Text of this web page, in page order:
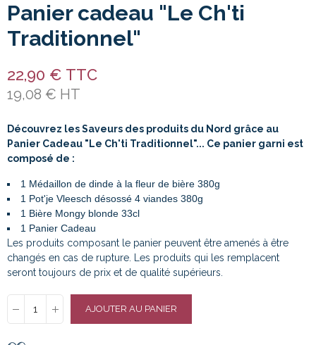
Panier cadeau "Le Ch'ti
Traditionnel"
22,90 € TTC
19,08 € HT
Découvrez les Saveurs des produits du Nord grâce au
Panier Cadeau "Le Ch'ti Traditionnel"... Ce panier garni est
composé de :
1 Médaillon de dinde à la fleur de bière 380g
1 Pot'je Vleesch désossé 4 viandes 380g
1 Bière Mongy blonde 33cl
1 Panier Cadeau
Les produits composant le panier peuvent être amenés à être
changés en cas de rupture. Les produits qui les remplacent
seront toujours de prix et de qualité supérieurs.
AJOUTER AU PANIER